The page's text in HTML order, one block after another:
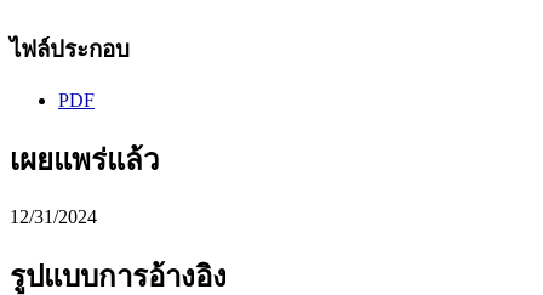
ไฟล์ประกอบ
PDF
เผยแพร่แล้ว
12/31/2024
รูปแบบการอ้างอิง